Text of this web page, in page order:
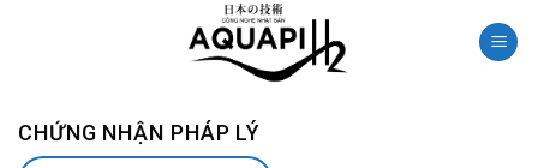
CHỨNG NHẬN PHÁP LÝ